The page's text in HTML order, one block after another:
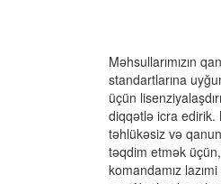
Məhsullarımızın
standartlarına
üçün
diqqətlə icra edirik.
təhlükəsiz və
təqdim etmək
komandamız